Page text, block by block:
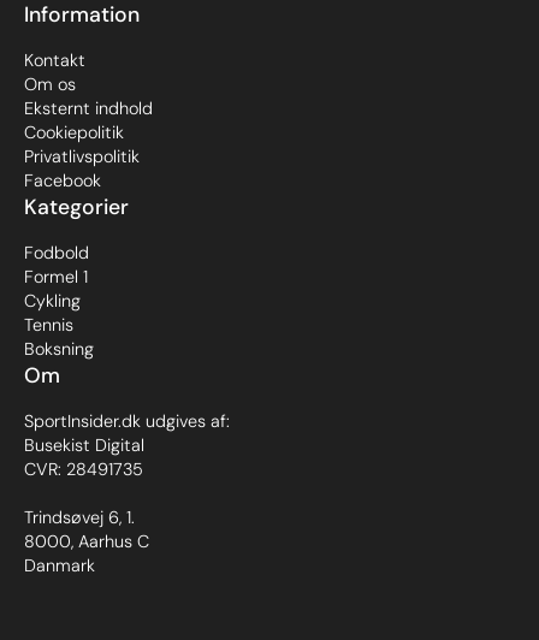
Om
SportInsider.dk udgives af:
Busekist Digital
CVR: 28491735
Trindsøvej 6, 1.
8000, Aarhus C
Danmark
Kategorier
Fodbold
Formel 1
Cykling
Tennis
Boksning
Information
Kontakt
Om os
Eksternt indhold
Cookiepolitik
Privatlivspolitik
Facebook